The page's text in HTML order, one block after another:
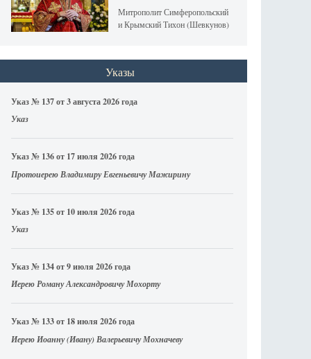
Митрополит Симферопольский
и Крымский Тихон (Шевкунов)
Указы
Указ № 137 от 3 августа 2026 года
Указ
Указ № 136 от 17 июля 2026 года
Протоиерею Владимиру Евгеньевичу Мажирину
Указ № 135 от 10 июля 2026 года
Указ
Указ № 134 от 9 июля 2026 года
Иерею Роману Александровичу Мохорту
Указ № 133 от 18 июля 2026 года
Иерею Иоанну (Ивану) Валерьевичу Мохначеву